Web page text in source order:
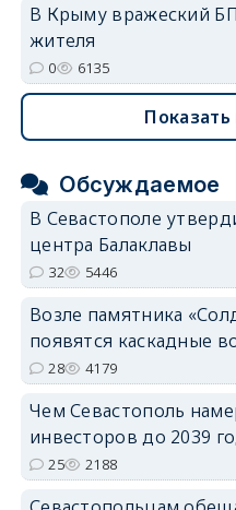
В Крыму вражеский
жителя
0 6135
Показать
Обсуждаемое
В Севастополе
центра Балаклавы
32 5446
Возле памятника
появятся каскадные
28 4179
Чем Севастополь
инвесторов до 2039
25 2188